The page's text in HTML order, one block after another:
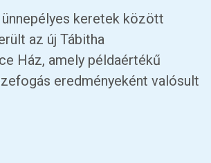
keretek között
az új Tábitha
Ház, amely példaértékű
eredményeként valósult